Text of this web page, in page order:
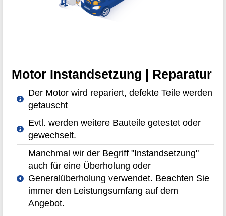
Motor Instandsetzung | Reparatur
Der Motor wird repariert, defekte Teile werden
getauscht
Evtl. werden weitere Bauteile getestet oder
gewechselt.
Manchmal wir der Begriff "Instandsetzung"
auch für eine Überholung oder
Generalüberholung verwendet. Beachten Sie
immer den Leistungsumfang auf dem
Angebot.